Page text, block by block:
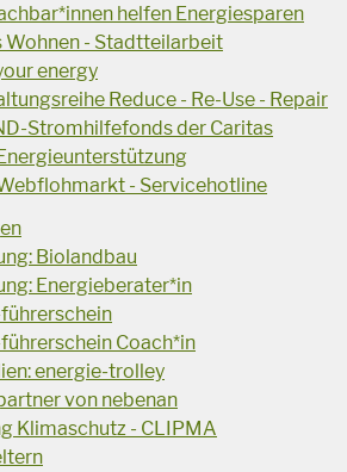
helfen Energiesparen
Wohnen - Stadtteilarbeit
energy
Reduce - Re-Use - Repair
Stromhilfefonds der Caritas
- Servicehotline
Biolandbau
Energieberater*in
Coach*in
energie-trolley
von nebenan
Klimaschutz - CLIPMA